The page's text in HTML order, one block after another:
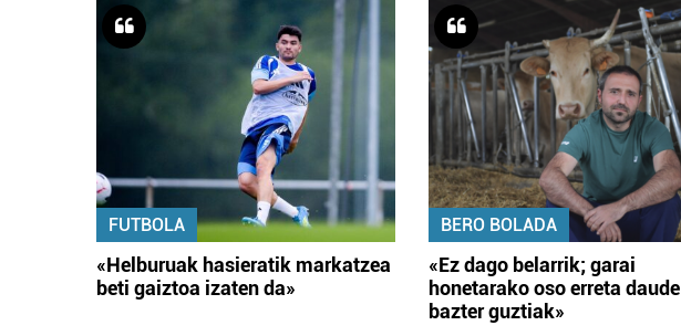
FUTBOLA
«Helburuak hasieratik markatzea
beti gaiztoa izaten da»
BERO BOLADA
«Ez dago belarrik; garai
honetarako oso erreta daude
bazter guztiak»